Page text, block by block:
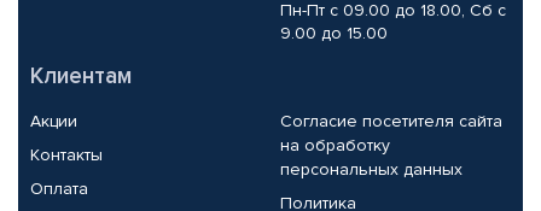
Пн-Пт с 09.00 до 18.00, Сб с
9.00 до 15.00
Клиентам
Акции
Контакты
Оплата
Согласие посетителя сайта
на обработку
персональных данных
Политика